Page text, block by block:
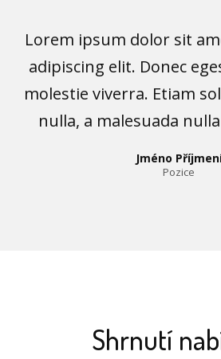
Lorem ipsum dolor sit
adipiscing elit. Donec
molestie viverra. Etiam
nulla, a malesuada
Jméno
Pozice
Shrnutí